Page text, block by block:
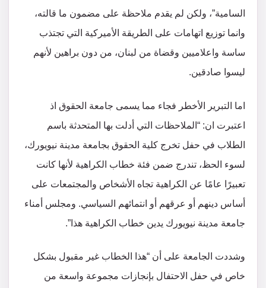
السامية”، ولكن لم يقدم ملاحظة على مضمون ما قالته،
وانما توزيع اتهامات على الطريقة الأميركية التي تجتذب
ساسة واعلاميين وقضاة من لبنان، من دون براهين لأنهم
ليسوا صادقين.
اما التبرير الأخطر فجاء مما يسمى جامعة الحقوق اذ
اعتبرت ان: “الملاحظات التي أدلت بها المتحدثة باسم
الطلاب في حفل تخرج كلية الحقوق بجامعة مدينة نيويورك،
لسوء الحظ، تندرج ضمن فئة خطاب الكراهية لأنها كانت
تعبيرًا عامًا عن الكراهية تجاه الأشخاص والمجتمعات على
أساس دينهم أو عرقهم أو انتمائهم السياسي. ومجلس أمناء
جامعة مدينة نيويورك يدين خطاب الكراهية هذا”.
وشددت الجامعة على أن “هذا الخطاب غير مقبول بشكل
خاص في حفل الاحتفال بإنجازات مجموعة واسعة من